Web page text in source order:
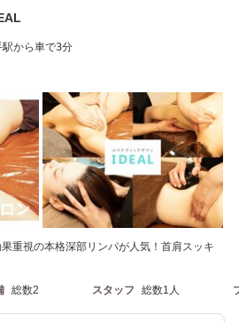
から車で3分
重視の本格深部リンパが人気！首肩スッキ
総数2 スタッフ 総数1人